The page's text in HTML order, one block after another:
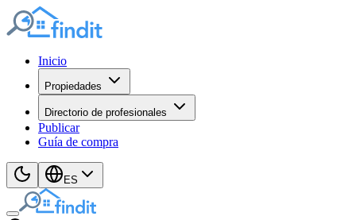
Inicio
Propiedades
Directorio de profesionales
Publicar
Guía de compra
ES